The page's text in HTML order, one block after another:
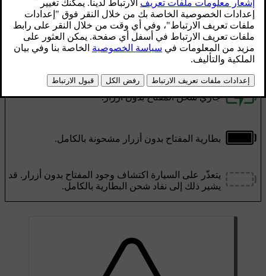
مستوى شحن بطارية المفتاح بدون أزرار منخفض جدًا.
حالة مستوى الشحن المنخفض لبطارية المفتاح بدون
أزرار[1]
.
جاري شحن المفتاح بدون أزرار.
بطارية المفتاح بدون أزرار مشحونة بالكامل.
يتعذّر على السيارة اكتشاف وجود المفتاح بدون أزرار. قد
يشير ذلك إلى نفاد شحن البطارية بالكامل.